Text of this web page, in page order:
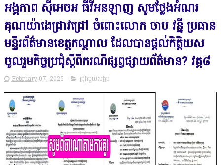
អង្គភាព ស៊ីអេចអ ធីវីអនឡាញ សូមថ្លែងអំណរ
គុណយ៉ាងេជ្រាវជ្រៅ ចំពោះលោក ចាប វន្នី ប្រធាន
មន្ទីរព័ត៌មានខេត្តកណ្តាល ដែលបានផ្តល់កិត្តិយស
ចូលរួមកិច្ចប្រជុំស្តីពីករណីផ្សព្វផ្សាយព័ត៌មាន? វគ្គ៨
February 07, 2025 ជ្រុងមួយសង្គម